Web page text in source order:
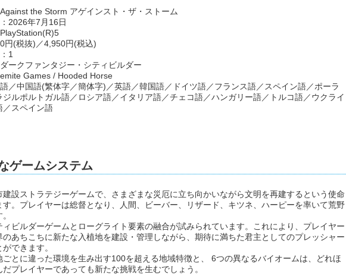
the Storm アゲインスト・ザ・ストーム
2026年7月16日
円(税抜)／4,950円(税込)
1
ークファンタジー・シティビルダー
Games / Hooded Horse
／中国語(繁体字／簡体字)／英語／韓国語／ドイツ語／フランス語／スペイン語／ポーラ
ジルポルトガル語／ロシア語／イタリア語／チェコ語／ハンガリー語／トルコ語／ウクライ
／スペイン語
ゲームシステム
建設ストラテジーゲームで、さまざまな災厄に立ち向かいながら文明を再建するという使命
す。プレイヤーは総督となり、人間、ビーバー、リザード、キツネ、ハーピーを率いて荒野
ィビルダーゲームとローグライト要素の融合が試みられています。これにより、プレイヤー
のあちこちに新たな入植地を建設・管理しながら、期待に満ちた君主としてのプレッシャー
できます。
ごとに違った環境を生み出す100を超える地域特徴と、 6つの異なるバイオームは、どれほ
だプレイヤーであっても新たな挑戦を生むでしょう。